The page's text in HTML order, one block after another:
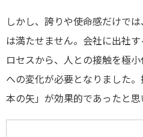
しかし、誇りや使命感だけで
は満たせません。会社に出社
ロセスから、人との接触を極
への変化が必要となりました
本の矢」が効果的であったと思